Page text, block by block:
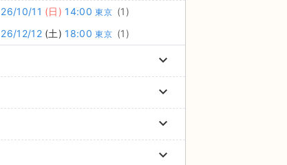
26/10/11 (日) 14:00 東京 (1)
26/12/12 (土) 18:00 東京 (1)
keyboard_arrow_down
keyboard_arrow_down
keyboard_arrow_down
keyboard_arrow_down